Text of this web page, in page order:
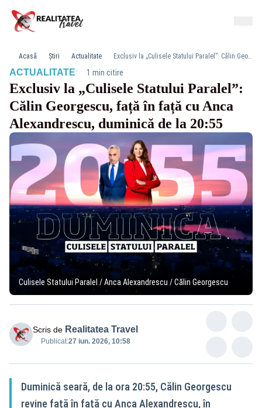
Acasă Știri Actualitate Exclusiv la „Culisele Statului Paralel”: Călin Georgescu, față în față cu Anca Alexandrescu, duminică de la 20:55
ACTUALITATE· 1 min citire
Exclusiv la „Culisele Statului Paralel”:
Călin Georgescu, față în față cu Anca
Alexandrescu, duminică de la 20:55
Culisele Statului Paralel / Anca Alexandrescu / Călin Georgescu
Scris de Realitatea Travel
Publicat:27 iun. 2026, 10:58
Duminică seară, de la ora 20:55, Călin Georgescu
revine față în față cu Anca Alexandrescu, în